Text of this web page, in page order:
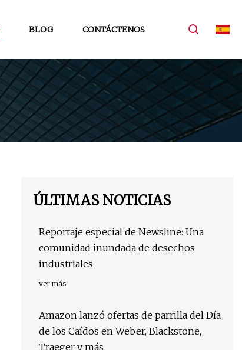
BLOG CONTÁCTENOS
ÚLTIMAS NOTICIAS
Reportaje especial de Newsline: Una
comunidad inundada de desechos
industriales
ver más
Amazon lanzó ofertas de parrilla del Día
de los Caídos en Weber, Blackstone,
Traeger y más